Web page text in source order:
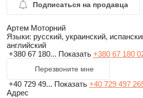
Подписаться на продавца
Артем Моторний
Языки: русский, украинский,
английский
+380 67 180... Показать +380 67 180
Перезвоните мне
+40 729 49... Показать +40 729 497
Адрес